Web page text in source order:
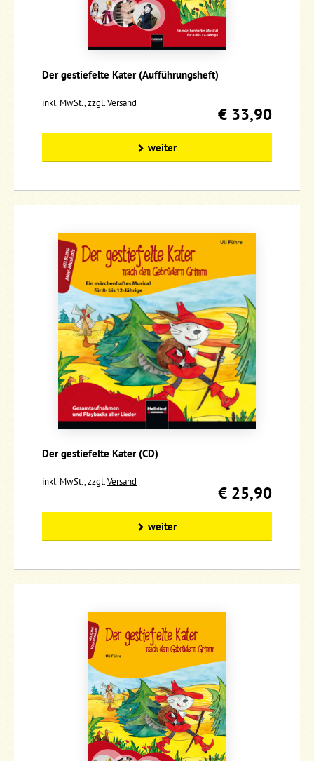
Der gestiefelte Kater (Aufführungsheft)
inkl. MwSt., zzgl.Versand
€ 33,90
weiter
Der gestiefelte Kater (CD)
inkl. MwSt., zzgl.Versand
€ 25,90
weiter